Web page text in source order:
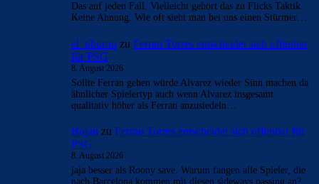
Das auf jeden Fall. Vielleicht gehört das zu Flicks Taktik.
Keine Ahnung. Wie oft sieht man bei uns einen Stürmer…
el_tiburon zu Ferran Torres entscheidet sich offenbar
für PSG
8. August 2026
Sollte Ferran gehen würde Alvarez wieder Sinn machen da
ähnlicher Spielertyp auch wenn Alvarez insgesamt
qualitativ höher als Ferran anzusiedeln…
Bojan zu Ferran Torres entscheidet sich offenbar für
PSG
8. August 2026
jaja besser als Roony save. Warum fangen alle Spieler, die
nach Barcelona kommen mit diesen sideways passing an?